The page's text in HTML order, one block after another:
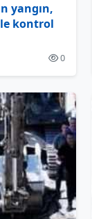
yangın,
kontrol
0